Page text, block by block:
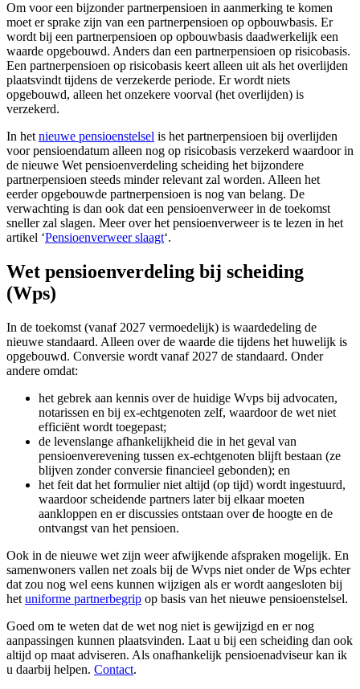
Om voor een bijzonder partnerpensioen in aanmerking te komen
moet er sprake zijn van een partnerpensioen op opbouwbasis. Er
wordt bij een partnerpensioen op opbouwbasis daadwerkelijk een
waarde opgebouwd. Anders dan een partnerpensioen op risicobasis.
Een partnerpensioen op risicobasis keert alleen uit als het overlijden
plaatsvindt tijdens de verzekerde periode. Er wordt niets
opgebouwd, alleen het onzekere voorval (het overlijden) is
verzekerd.
In hetnieuwe pensioenstelsel is het partnerpensioen bij overlijden
voor pensioendatum alleen nog op risicobasis verzekerd waardoor in
de nieuwe Wet pensioenverdeling scheiding het bijzondere
partnerpensioen steeds minder relevant zal worden. Alleen het
eerder opgebouwde partnerpensioen is nog van belang. De
verwachting is dan ook dat een pensioenverweer in de toekomst
sneller zal slagen. Meer over het pensioenverweer is te lezen in het
artikel ‘Pensioenverweer slaagt‘.
Wet pensioenverdeling bij scheiding
(Wps)
In de toekomst (vanaf 2027 vermoedelijk) is waardedeling de
nieuwe standaard. Alleen over de waarde die tijdens het huwelijk is
opgebouwd. Conversie wordt vanaf 2027 de standaard. Onder
andere omdat:
het gebrek aan kennis over de huidige Wvps bij advocaten,
notarissen en bij ex-echtgenoten zelf, waardoor de wet niet
efficiënt wordt toegepast;
de levenslange afhankelijkheid die in het geval van
pensioenverevening tussen ex-echtgenoten blijft bestaan (ze
blijven zonder conversie financieel gebonden); en
het feit dat het formulier niet altijd (op tijd) wordt ingestuurd,
waardoor scheidende partners later bij elkaar moeten
aankloppen en er discussies ontstaan over de hoogte en de
ontvangst van het pensioen.
Ook in de nieuwe wet zijn weer afwijkende afspraken mogelijk. En
samenwoners vallen net zoals bij de Wvps niet onder de Wps echter
dat zou nog wel eens kunnen wijzigen als er wordt aangesloten bij
het uniforme partnerbegrip op basis van het nieuwe pensioenstelsel.
Goed om te weten dat de wet nog niet is gewijzigd en er nog
aanpassingen kunnen plaatsvinden. Laat u bij een scheiding dan ook
altijd op maat adviseren. Als onafhankelijk pensioenadviseur kan ik
u daarbij helpen. Contact.